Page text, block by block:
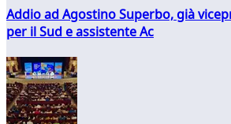
Addio ad Agostino Superbo, già
per il Sud e assistente Ac